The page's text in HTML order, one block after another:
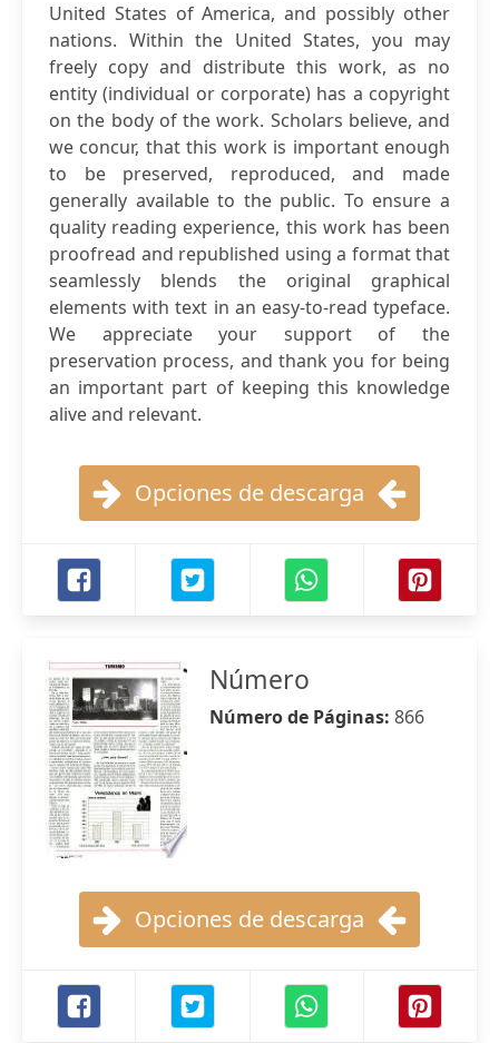
United States of America, and possibly other
nations. Within the United States, you may
freely copy and distribute this work, as no
entity (individual or corporate) has a copyright
on the body of the work. Scholars believe, and
we concur, that this work is important enough
to be preserved, reproduced, and made
generally available to the public. To ensure a
quality reading experience, this work has been
proofread and republished using a format that
seamlessly blends the original graphical
elements with text in an easy-to-read typeface.
We appreciate your support of the
preservation process, and thank you for being
an important part of keeping this knowledge
alive and relevant.
Opciones de descarga
Número
Número de Páginas: 866
Opciones de descarga